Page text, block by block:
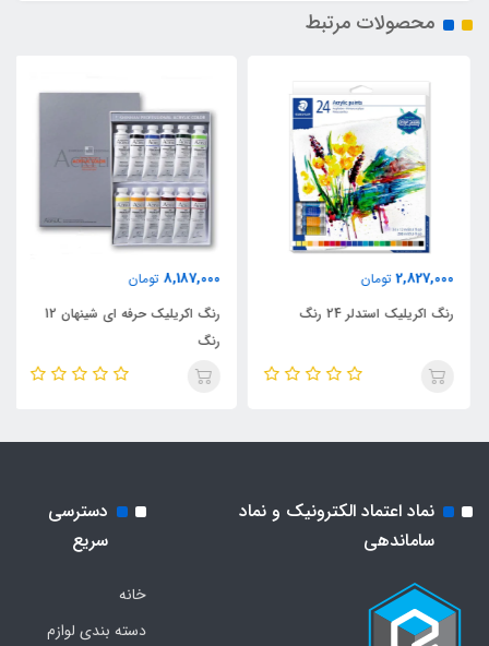
محصولات مرتبط
2,827,000 تومان
رنگ اکریلیک استدلر 24 رنگ
8,187,000 تومان
رنگ اکریلیک حرفه ای شینهان 12
رنگ
نماد اعتماد الکترونیک و نماد
ساماندهی
دسترسی
سریع
خانه
دسته بندی لوازم